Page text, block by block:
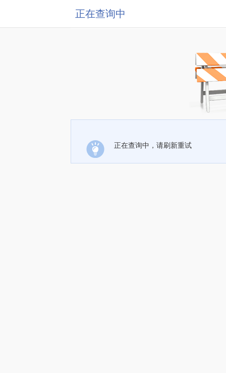
正在查询中
正在查询中，请刷新重试